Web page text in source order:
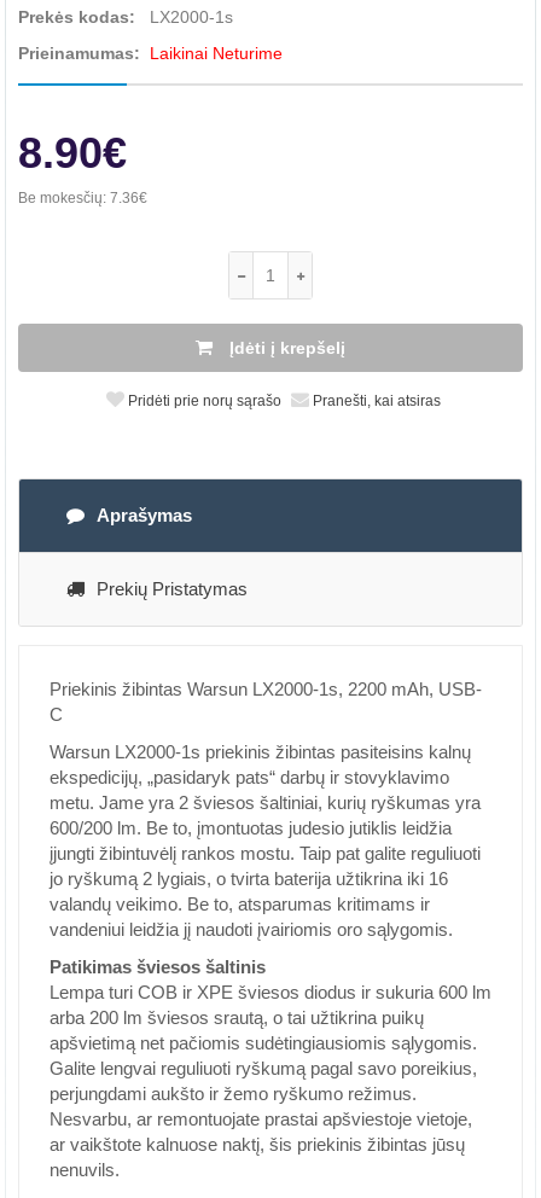
Prekės kodas:
LX2000-1s
Prieinamumas:
Laikinai Neturime
8.90€
Be mokesčių: 7.36€
Įdėti į krepšelį
Pridėti prie norų sąrašo Pranešti, kai atsiras
Aprašymas
Prekių Pristatymas
Priekinis žibintas Warsun LX2000-1s, 2200 mAh, USB-
C
Warsun LX2000-1s priekinis žibintas pasiteisins kalnų
ekspedicijų, „pasidaryk pats“ darbų ir stovyklavimo
metu. Jame yra 2 šviesos šaltiniai, kurių ryškumas yra
600/200 lm. Be to, įmontuotas judesio jutiklis leidžia
įjungti žibintuvėlį rankos mostu. Taip pat galite reguliuoti
jo ryškumą 2 lygiais, o tvirta baterija užtikrina iki 16
valandų veikimo. Be to, atsparumas kritimams ir
vandeniui leidžia jį naudoti įvairiomis oro sąlygomis.
Patikimas šviesos šaltinis
Lempa turi COB ir XPE šviesos diodus ir sukuria 600 lm
arba 200 lm šviesos srautą, o tai užtikrina puikų
apšvietimą net pačiomis sudėtingiausiomis sąlygomis.
Galite lengvai reguliuoti ryškumą pagal savo poreikius,
perjungdami aukšto ir žemo ryškumo režimus.
Nesvarbu, ar remontuojate prastai apšviestoje vietoje,
ar vaikštote kalnuose naktį, šis priekinis žibintas jūsų
nenuvils.